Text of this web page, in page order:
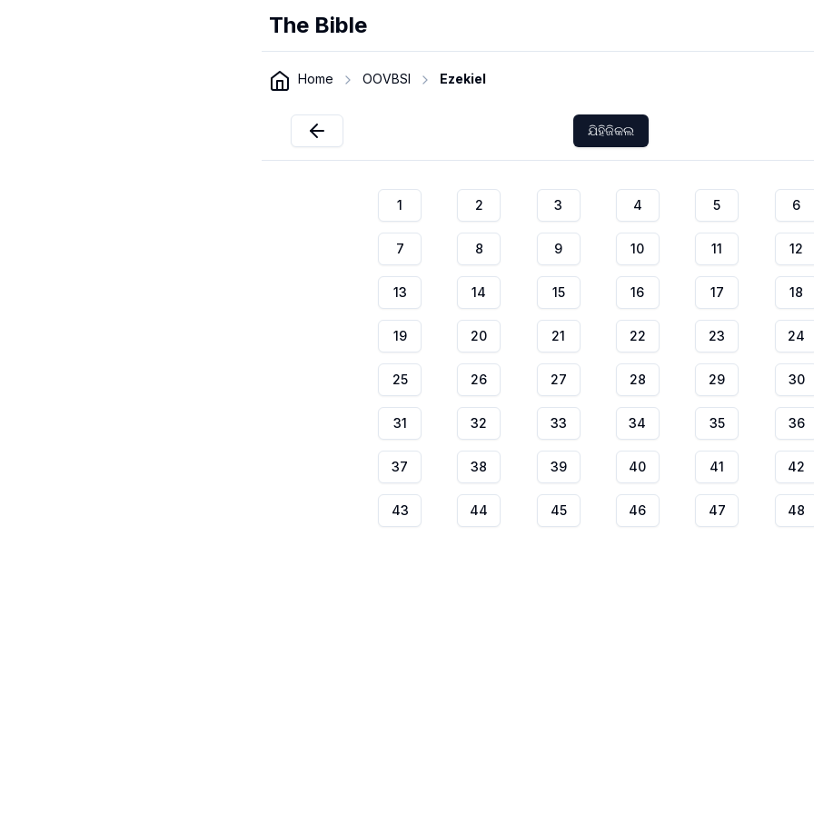
The Bible
Home OOVBSI Ezekiel
ଯିହିଜିକଲ
1 2 3 4 5 6
7 8 9 10 11 12
13 14 15 16 17 18
19 20 21 22 23 24
25 26 27 28 29 30
31 32 33 34 35 36
37 38 39 40 41 42
43 44 45 46 47 48